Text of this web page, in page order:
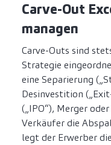
Carve-Out
managen
Carve-Outs sind
Strategie
eine Separierung
Desinvestition
(„IPO“), Merger
Verkäufer die
legt der Erwerber